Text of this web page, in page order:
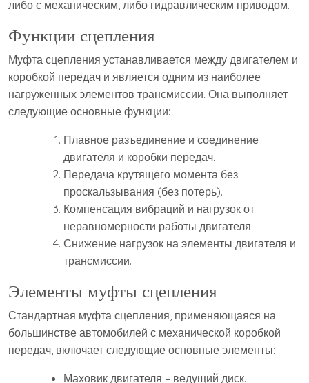
либо с механическим, либо гидравлическим приводом.
Функции сцепления
Муфта сцепления устанавливается между двигателем и
коробкой передач и является одним из наиболее
нагруженных элементов трансмиссии. Она выполняет
следующие основные функции:
Плавное разъединение и соединение
двигателя и коробки передач.
Передача крутящего момента без
проскальзывания (без потерь).
Компенсация вибраций и нагрузок от
неравномерности работы двигателя.
Снижение нагрузок на элементы двигателя и
трансмиссии.
Элементы муфты сцепления
Стандартная муфта сцепления, применяющаяся на
большинстве автомобилей с механической коробкой
передач, включает следующие основные элементы:
Маховик двигателя – ведущий диск.